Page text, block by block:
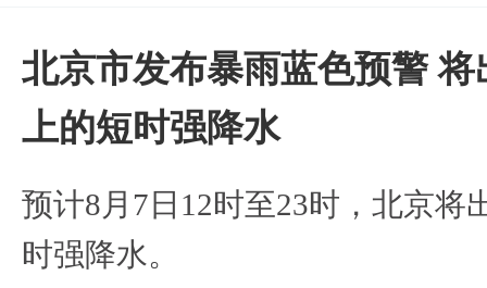
北京市发布暴雨蓝色预警
上的短时强降水
预计8月7日12时至23时，北京将
时强降水。